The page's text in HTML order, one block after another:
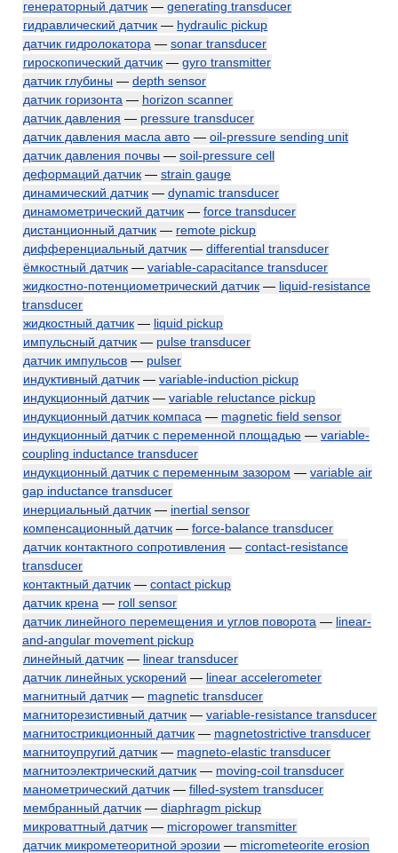
генераторный датчик — generating transducer
гидравлический датчик — hydraulic pickup
датчик гидролокатора — sonar transducer
гироскопический датчик — gyro transmitter
датчик глубины — depth sensor
датчик горизонта — horizon scanner
датчик давления — pressure transducer
датчик давления масла авто — oil-pressure sending unit
датчик давления почвы — soil-pressure cell
деформаций датчик — strain gauge
динамический датчик — dynamic transducer
динамометрический датчик — force transducer
дистанционный датчик — remote pickup
дифференциальный датчик — differential transducer
ёмкостный датчик — variable-capacitance transducer
жидкостно-потенциометрический датчик — liquid-resistance
transducer
жидкостный датчик — liquid pickup
импульсный датчик — pulse transducer
датчик импульсов — pulser
индуктивный датчик — variable-induction pickup
индукционный датчик — variable reluctance pickup
индукционный датчик компаса — magnetic field sensor
индукционный датчик с переменной площадью — variable-
coupling inductance transducer
индукционный датчик с переменным зазором — variable air
gap inductance transducer
инерциальный датчик — inertial sensor
компенсационный датчик — force-balance transducer
датчик контактного сопротивления — contact-resistance
transducer
контактный датчик — contact pickup
датчик крена — roll sensor
датчик линейного перемещения и углов поворота — linear-
and-angular movement pickup
линейный датчик — linear transducer
датчик линейных ускорений — linear accelerometer
магнитный датчик — magnetic transducer
магниторезистивный датчик — variable-resistance transducer
магнитострикционный датчик — magnetostrictive transducer
магнитоупругий датчик — magneto-elastic transducer
магнитоэлектрический датчик — moving-coil transducer
манометрический датчик — filled-system transducer
мембранный датчик — diaphragm pickup
микроваттный датчик — micropower transmitter
датчик микрометеоритной эрозии — micrometeorite erosion